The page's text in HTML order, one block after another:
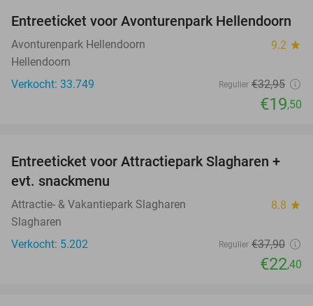
41%
Entreeticket voor Avonturenpark Hellendoorn
Avonturenpark Hellendoorn 9.2 star
Hellendoorn
Verkocht: 33.749
Regulier €32,95
€19,50
41%
Entreeticket voor Attractiepark Slagharen +
evt. snackmenu
Attractie- & Vakantiepark Slagharen 8.8 star
Slagharen
Verkocht: 5.202
Regulier €37,90
€22,40